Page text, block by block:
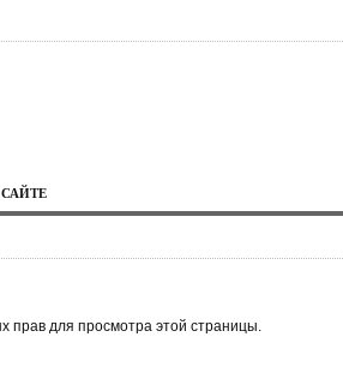
прав для просмотра этой страницы.